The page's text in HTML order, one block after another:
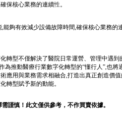
保核心業務的連續性。
能夠有效減少設備故障時間,確保核心業務的
轉型不僅解決了醫院日常運營、管理中遇
為推動醫療行業數字化轉型的“懂行人”,也
應用與業務需求相融合,打造出真正創造價
轉型賦予新的動能。
謹慎！此文僅供參考，不作買賣依據。